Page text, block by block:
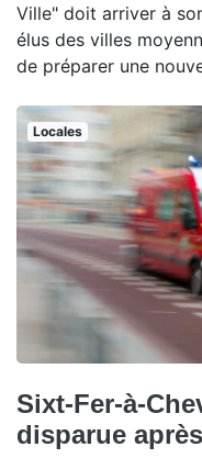
Ville" doit arriver à
élus des villes
de préparer une
Locales
Sixt-Fer-à-
disparue